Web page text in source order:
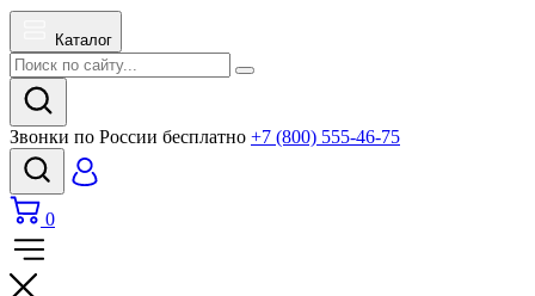
Каталог
Звонки по России бесплатно +7 (800) 555-46-75
0